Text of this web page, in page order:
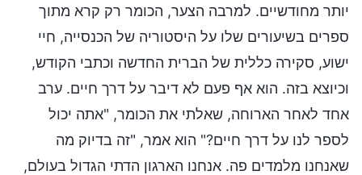
יותר מחודשיים. למרבה הצער, הכומר רק קרא מתוך
ספרים בשיעורים שלו על היסטוריה של הכנסייה, חיי
ישוע, סקירה כללית של הברית החדשה וכתבי הקודש,
וכיוצא בזה. הוא אף פעם לא דיבר על דרך חיים. ערב
אחד לאחר הארוחה, שאלתי את הכומר, "אתה יכול
לספר לנו על דרך חיים?" הוא אמר, "זה בדיוק מה
שאנחנו מלמדים פה. אנחנו הארגון הדתי הגדול בעולם,